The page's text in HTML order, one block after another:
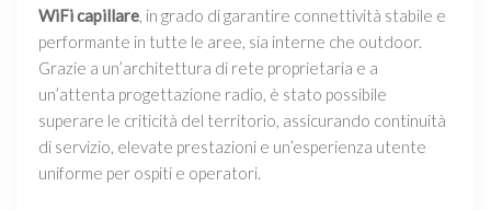
WiFi capillare, in grado di garantire connettività stabile e
performante in tutte le aree, sia interne che outdoor.
Grazie a un’architettura di rete proprietaria e a
un’attenta progettazione radio, è stato possibile
superare le criticità del territorio, assicurando continuità
di servizio, elevate prestazioni e un’esperienza utente
uniforme per ospiti e operatori.